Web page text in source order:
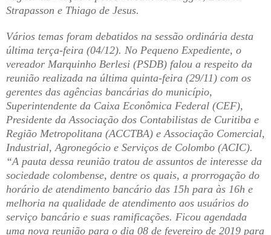
Strapasson e Thiago de Jesus.
Vários temas foram debatidos na sessão ordinária desta
última terça-feira (04/12). No Pequeno Expediente, o
vereador Marquinho Berlesi (PSDB) falou a respeito da
reunião realizada na última quinta-feira (29/11) com os
gerentes das agências bancárias do município,
Superintendente da Caixa Econômica Federal (CEF),
Presidente da Associação dos Contabilistas de Curitiba e
Região Metropolitana (ACCTBA) e Associação Comercial,
Industrial, Agronegócio e Serviços de Colombo (ACIC).
“A pauta dessa reunião tratou de assuntos de interesse da
sociedade colombense, dentre os quais, a prorrogação do
horário de atendimento bancário das 15h para às 16h e
melhoria na qualidade de atendimento aos usuários do
serviço bancário e suas ramificações. Ficou agendada
uma nova reunião para o dia 08 de fevereiro de 2019 para